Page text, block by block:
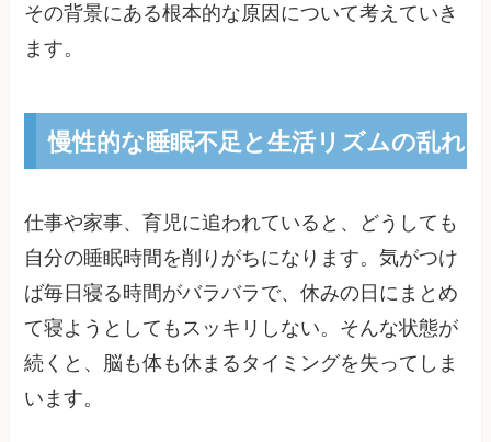
その背景にある根本的な原因について考えていき
ます。
慢性的な睡眠不足と生活リズムの乱れ
仕事や家事、育児に追われていると、どうしても
自分の睡眠時間を削りがちになります。気がつけ
ば毎日寝る時間がバラバラで、休みの日にまとめ
て寝ようとしてもスッキリしない。そんな状態が
続くと、脳も体も休まるタイミングを失ってしま
います。